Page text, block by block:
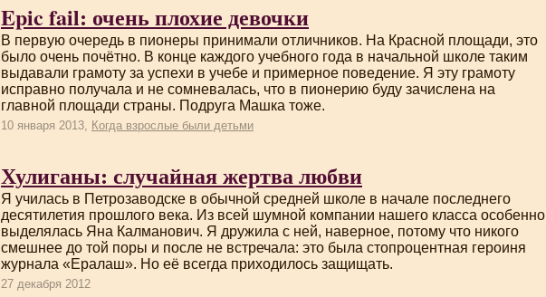
Epic fail: очень плохие девочки
В первую очередь в пионеры принимали отличников. На Красной площади, это
было очень почётно. В конце каждого учебного года в начальной школе таким
выдавали грамоту за успехи в учебе и примерное поведение. Я эту грамоту
исправно получала и не сомневалась, что в пионерию буду зачислена на
главной площади страны. Подруга Машка тоже.
10 января 2013, Когда взрослые были детьми
Хулиганы: случайная жертва любви
Я училась в Петрозаводске в обычной средней школе в начале последнего
десятилетия прошлого века. Из всей шумной компании нашего класса особенно
выделялась Яна Калманович. Я дружила с ней, наверное, потому что никого
смешнее до той поры и после не встречала: это была стопроцентная героиня
журнала «Ералаш». Но её всегда приходилось защищать.
27 декабря 2012